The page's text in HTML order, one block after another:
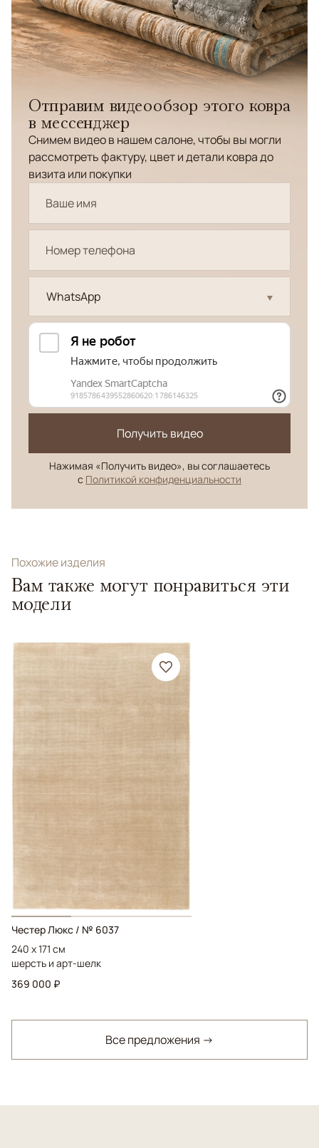
Отправим видеообзор этого ковра
в мессенджер
Снимем видео в нашем салоне, чтобы вы могли
рассмотреть фактуру, цвет и детали ковра до
визита или покупки
WhatsApp
Получить видео
Нажимая «Получить видео», вы соглашаетесь
с Политикой конфиденциальности
Похожие изделия
Вам также могут понравиться эти
модели
Честер Люкс / № 6037
240 x 171 см
шерсть и арт-шелк
369 000 ₽
Все предложения →